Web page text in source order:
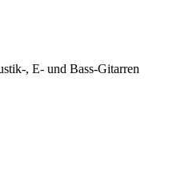
, E- und Bass-Gitarren